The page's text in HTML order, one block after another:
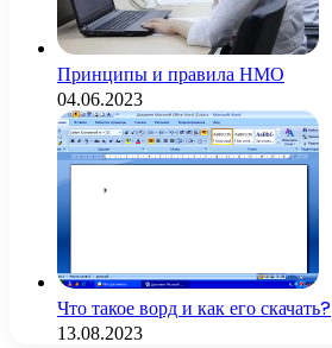
Принципы и правила НМО
04.06.2023
Что такое ворд и как его скачать?
13.08.2023